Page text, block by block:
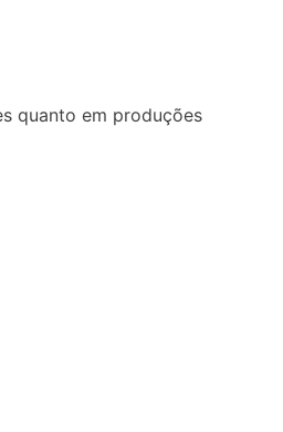
quanto em produções